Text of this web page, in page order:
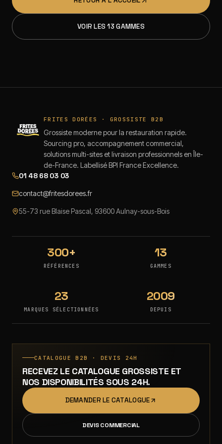
VOIR LES 13 GAMMES
FRITES DORÉES · GROSSISTE B2B
Grossiste moderne pour la restauration rapide.
Sourcing pro, accompagnement commercial,
solutions multi-sites et livraison professionnels en Île-
de-France. Labellisé BPI France Excellence.
01 48 68 03 03
contact@fritesdorees.fr
55-73 rue Blaise Pascal, 93600 Aulnay-sous-Bois
300+
RÉFÉRENCES
13
GAMMES
23
MARQUES SÉLECTIONNÉES
2009
DEPUIS
CATALOGUE B2B · DEVIS 24H
RECEVEZ LE CATALOGUE GROSSISTE ET
NOS DISPONIBILITÉS SOUS 24H.
DEMANDER LE CATALOGUE
DEVIS COMMERCIAL